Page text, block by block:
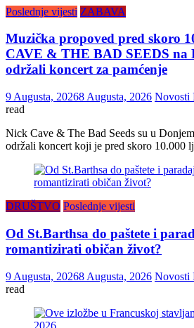
Poslednje vijesti ZABAVA
Muzička propoved pred skoro
CAVE & THE BAD SEEDS na
održali koncert za pamćenje
9 Augusta, 20268 Augusta, 2026 Novosti
read
Nick Cave & The Bad Seeds su u
održali koncert koji je pred skoro 10.000
DRUŠTVO Poslednje vijesti
Od St.Barthsa do paštete i
romantizirati običan život?
9 Augusta, 20268 Augusta, 2026 Novosti
read